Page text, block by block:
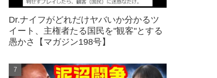
Dr.ナイフがどれだけヤバいか分かるツ
イート、主権者たる国民を"観客"とする
愚かさ【マガジン198号】